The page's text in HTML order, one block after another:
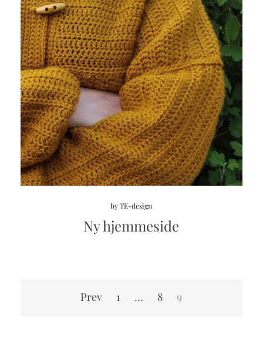
byTE-design
Ny hjemmeside
Prev 1 … 8 9